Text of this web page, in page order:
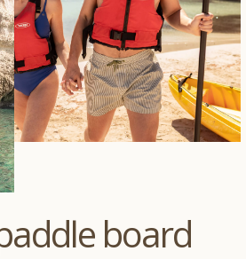
board